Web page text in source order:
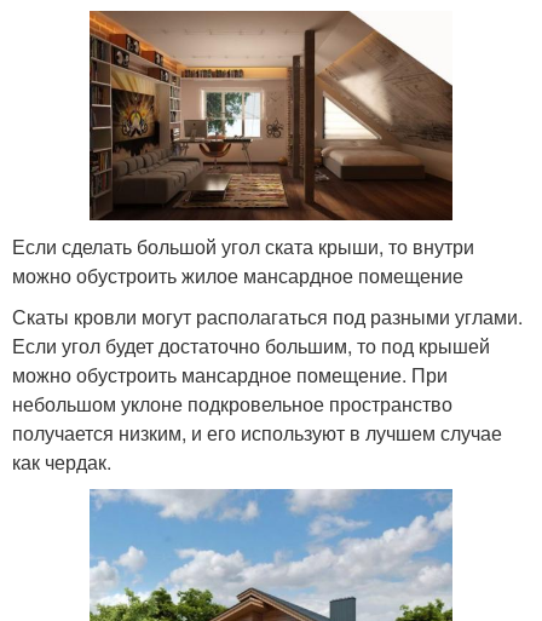
Если сделать большой угол ската крыши, то внутри
можно обустроить жилое мансардное помещение
Скаты кровли могут располагаться под разными углами.
Если угол будет достаточно большим, то под крышей
можно обустроить мансардное помещение. При
небольшом уклоне подкровельное пространство
получается низким, и его используют в лучшем случае
как чердак.